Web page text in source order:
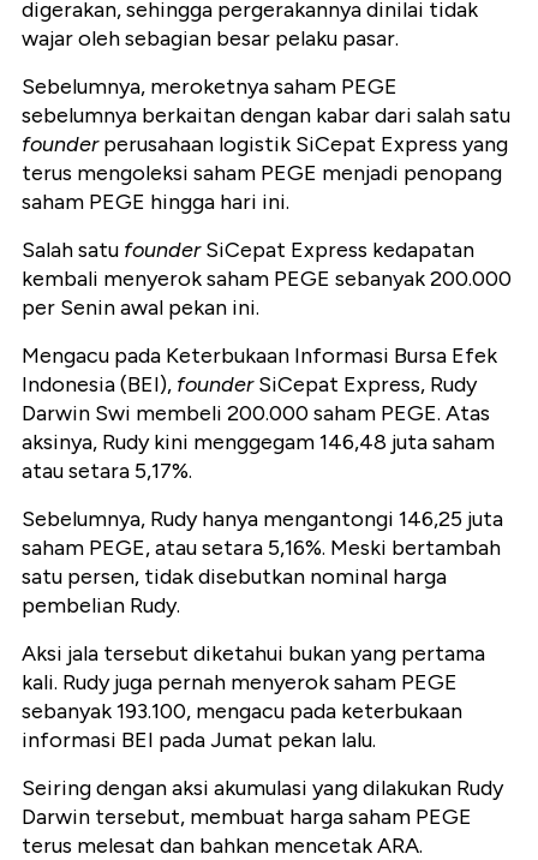
digerakan, sehingga pergerakannya dinilai tidak
wajar oleh sebagian besar pelaku pasar.
Sebelumnya, meroketnya saham PEGE
sebelumnya berkaitan dengan kabar dari salah satu
founderperusahaan logistik SiCepat Express yang
terus mengoleksi saham PEGE menjadi penopang
saham PEGE hingga hari ini.
Salah satu founderSiCepat Express kedapatan
kembali menyerok saham PEGE sebanyak 200.000
per Senin awal pekan ini.
Mengacu pada Keterbukaan Informasi Bursa Efek
Indonesia (BEI), founderSiCepat Express, Rudy
Darwin Swi membeli 200.000 saham PEGE. Atas
aksinya, Rudy kini menggegam 146,48 juta saham
atau setara 5,17%.
Sebelumnya, Rudy hanya mengantongi 146,25 juta
saham PEGE, atau setara 5,16%. Meski bertambah
satu persen, tidak disebutkan nominal harga
pembelian Rudy.
Aksi jala tersebut diketahui bukan yang pertama
kali. Rudy juga pernah menyerok saham PEGE
sebanyak 193.100, mengacu pada keterbukaan
informasi BEI pada Jumat pekan lalu.
Seiring dengan aksi akumulasi yang dilakukan Rudy
Darwin tersebut, membuat harga saham PEGE
terus melesat dan bahkan mencetak ARA.